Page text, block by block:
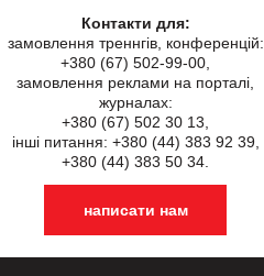
Контакти для:
замовлення треннгів, конференцій:
+380 (67) 502-99-00,
замовлення реклами на порталі,
журналах:
+380 (67) 502 30 13,
інші питання: +380 (44) 383 92 39,
+380 (44) 383 50 34.
написати нам